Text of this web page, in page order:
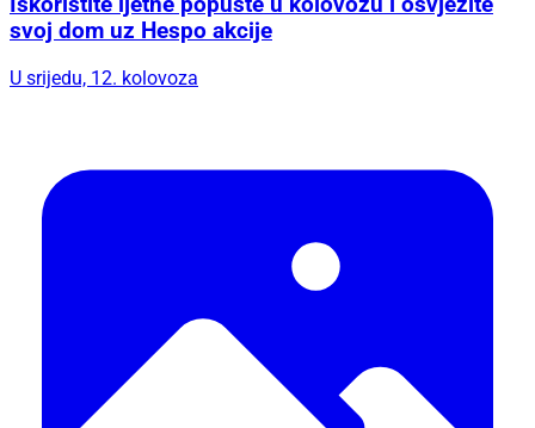
svoj dom uz Hespo akcije
U srijedu, 12. kolovoza